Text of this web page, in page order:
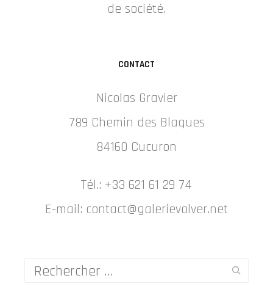
de société.
CONTACT
Nicolas Gravier
789 Chemin des Blaques
84160 Cucuron
Tél.: +33 621 61 29 74
E-mail: contact@galerievolver.net